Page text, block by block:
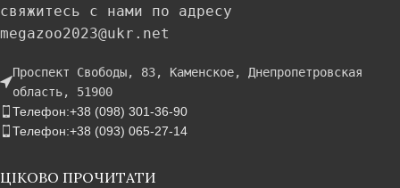
свяжитесь с нами по адресу
megazoo2023@ukr.net
Проспект Свободы, 83, Каменское, Днепропетровская
область, 51900
Телефон:+38 (098) 301-36-90
Телефон:+38 (093) 065-27-14
ЦІКОВО ПРОЧИТАТИ